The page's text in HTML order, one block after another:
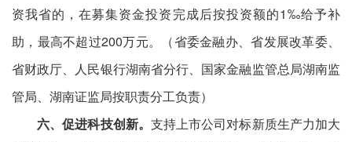
资我省的，在募集资金投资完成后按投资额的1‰给予补
助，最高不超过200万元。（省委金融办、省发展改革委、
省财政厅、人民银行湖南省分行、国家金融监管总局湖南监
管局、湖南证监局按职责分工负责）
六、促进科技创新。 支持上市公司对标新质生产力加大